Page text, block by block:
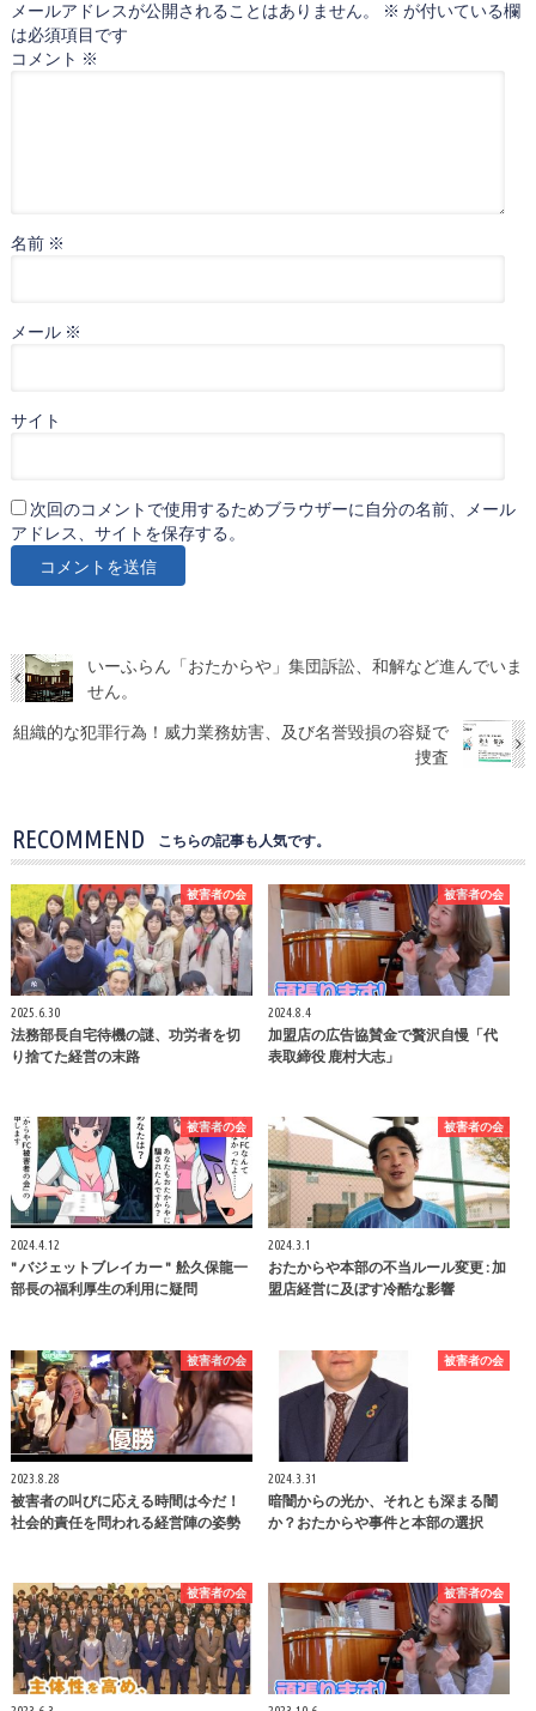
メールアドレスが公開されることはありません。 ※ が付いている欄
は必須項目です
コメント ※
名前 ※
メール ※
サイト
次回のコメントで使用するためブラウザーに自分の名前、メール
アドレス、サイトを保存する。
いーふらん「おたからや」集団訴訟、和解など進んでいま
せん。
組織的な犯罪行為！威力業務妨害、及び名誉毀損の容疑で
捜査
RECOMMEND こちらの記事も人気です。
被害者の会
2025.6.30
法務部長自宅待機の謎、功労者を切
り捨てた経営の末路
被害者の会
2024.8.4
加盟店の広告協賛金で贅沢自慢「代
表取締役 鹿村大志」
被害者の会
2024.4.12
" バジェットブレイカー " 舩久保龍一
部長の福利厚生の利用に疑問
被害者の会
2024.3.1
おたからや本部の不当ルール変更 : 加
盟店経営に及ぼす冷酷な影響
被害者の会
2023.8.28
被害者の叫びに応える時間は今だ！
社会的責任を問われる経営陣の姿勢
被害者の会
2024.3.31
暗闇からの光か、それとも深まる闇
か？おたからや事件と本部の選択
被害者の会 被害者の会